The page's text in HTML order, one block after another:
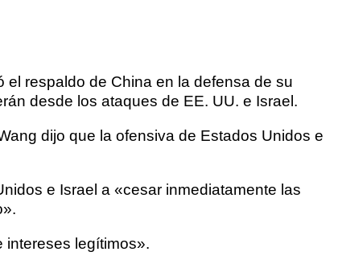
el respaldo de China en la defensa de su
desde los ataques de EE. UU. e Israel.
dijo que la ofensiva de Estados Unidos e
e Israel a «cesar inmediatamente las
intereses legítimos».